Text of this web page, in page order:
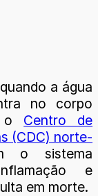
a água
no corpo
o Centro de
(CDC) norte-
o sistema
e
em morte.